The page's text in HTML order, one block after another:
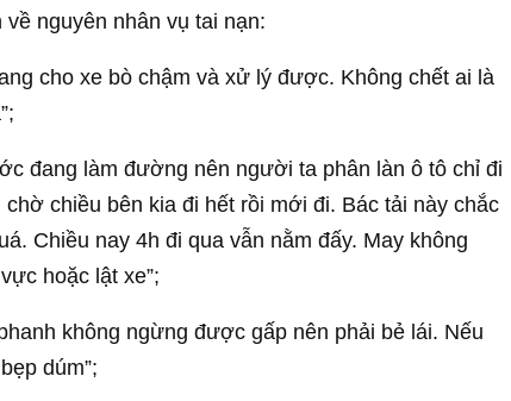
nguyên nhân vụ tai nạn:
cho xe bò chậm và xử lý được. Không chết ai là
đang làm đường nên người ta phân làn ô tô chỉ đi
chiều bên kia đi hết rồi mới đi. Bác tải này chắc
Chiều nay 4h đi qua vẫn nằm đấy. May không
hoặc lật xe”;
không ngừng được gấp nên phải bẻ lái. Nếu
dúm”;